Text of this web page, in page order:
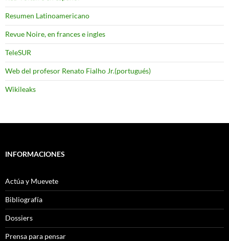
Resumen Latinoamericano
Revue Noire, en frances e ingles
TeleSUR
Web del profesor Renato Fialho Jr.(portugués)
Wikileaks
INFORMACIONES
Actúa y Muevete
Bibliografía
Dossiers
Prensa para pensar